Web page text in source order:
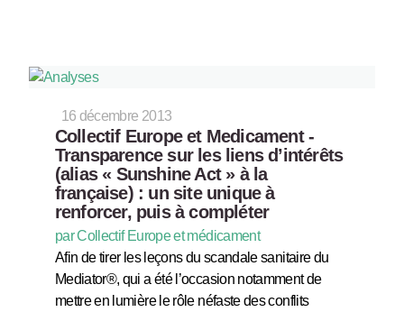
16 décembre 2013
Collectif Europe et Medicament -
Transparence sur les liens d’intérêts
(alias « Sunshine Act » à la
française) : un site unique à
renforcer, puis à compléter
par Collectif Europe et médicament
Afin de tirer les leçons du scandale sanitaire du
Mediator®, qui a été l’occasion notamment de
mettre en lumière le rôle néfaste des conflits